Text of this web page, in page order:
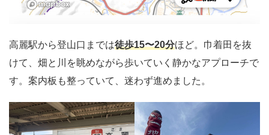
高麗駅から登山口までは徒歩15〜20分ほど。巾着田を抜
けて、畑と川を眺めながら歩いていく静かなアプローチで
す。案内板も整っていて、迷わず進めました。